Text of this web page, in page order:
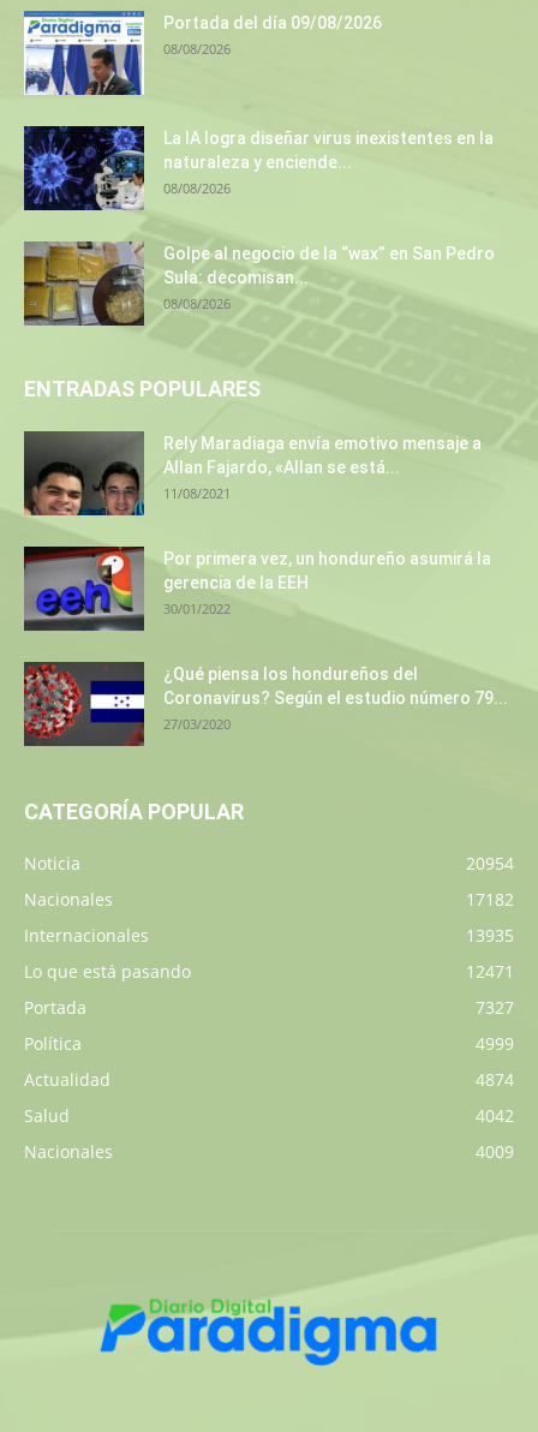
Portada del día 09/08/2026
08/08/2026
La IA logra diseñar virus inexistentes en la
naturaleza y enciende...
08/08/2026
Golpe al negocio de la “wax” en San Pedro
Sula: decomisan...
08/08/2026
ENTRADAS POPULARES
Rely Maradiaga envía emotivo mensaje a
Allan Fajardo, «Allan se está...
11/08/2021
Por primera vez, un hondureño asumirá la
gerencia de la EEH
30/01/2022
¿Qué piensa los hondureños del
Coronavirus? Según el estudio número 79...
27/03/2020
CATEGORÍA POPULAR
Noticia
20954
Nacionales
17182
Internacionales
13935
Lo que está pasando
12471
Portada
7327
Política
4999
Actualidad
4874
Salud
4042
Nacionales
4009